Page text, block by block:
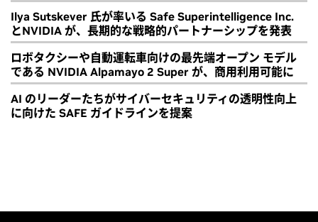
Ilya Sutskever 氏が率いる Safe Superintelligence Inc.
とNVIDIA が、長期的な戦略的パートナーシップを発表
ロボタクシーや自動運転車向けの最先端オープン モデル
である NVIDIA Alpamayo 2 Super が、商用利用可能に
AI のリーダーたちがサイバーセキュリティの透明性向上
に向けた SAFE ガイドラインを提案